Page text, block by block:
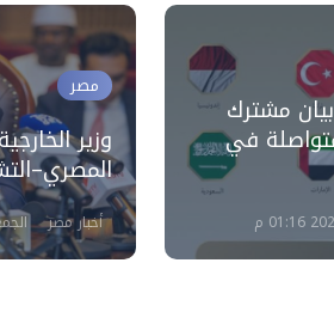
مصر
وزير
أخبار مصر الجمعة، 07
بيان مشترك
في